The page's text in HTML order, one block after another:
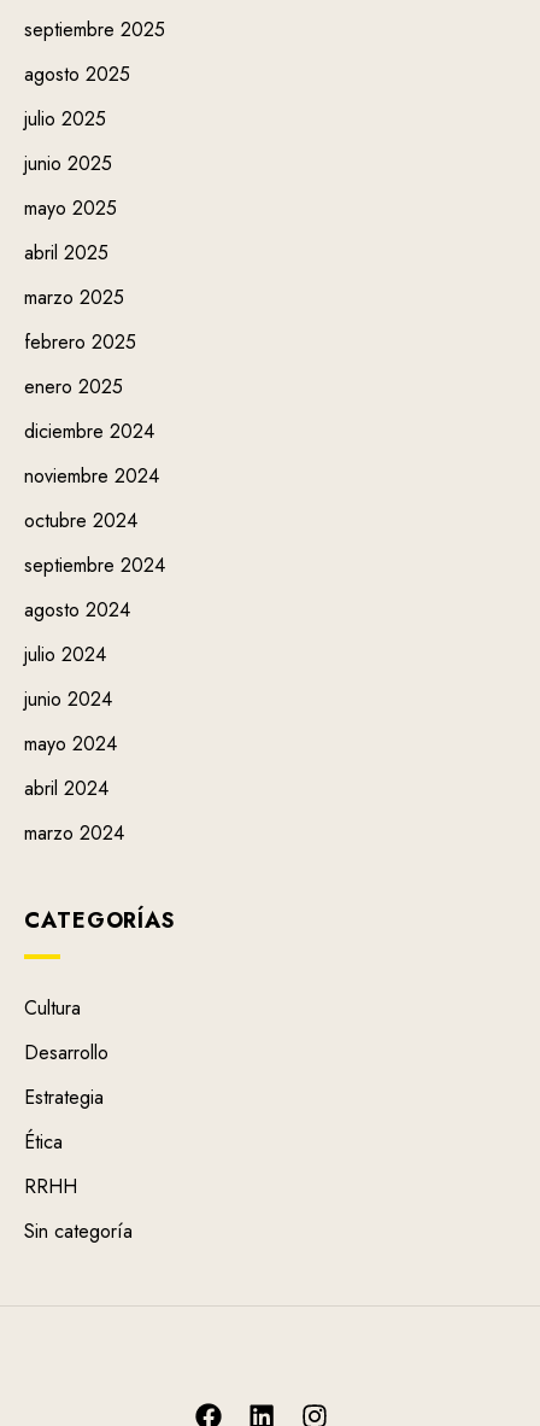
septiembre 2025
agosto 2025
julio 2025
junio 2025
mayo 2025
abril 2025
marzo 2025
febrero 2025
enero 2025
diciembre 2024
noviembre 2024
octubre 2024
septiembre 2024
agosto 2024
julio 2024
junio 2024
mayo 2024
abril 2024
marzo 2024
CATEGORÍAS
Cultura
Desarrollo
Estrategia
Ética
RRHH
Sin categoría